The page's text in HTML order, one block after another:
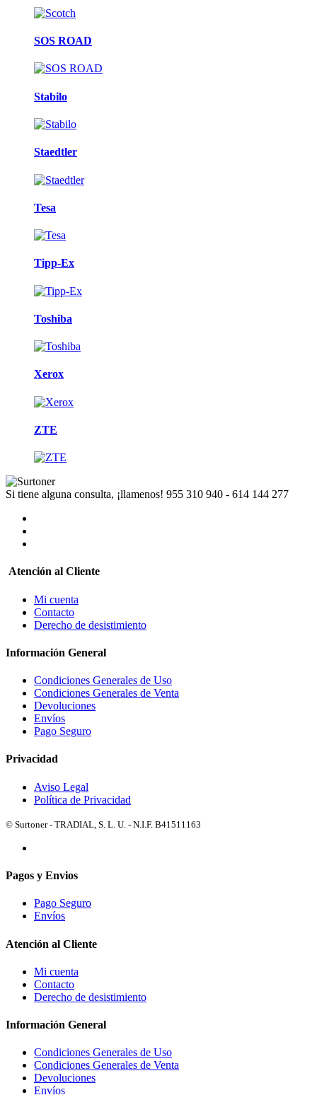
SOS ROAD
Stabilo
Staedtler
Tesa
Tipp-Ex
Toshiba
Xerox
ZTE
Si tiene alguna consulta, ¡llamenos! 955 310 940 - 614 144 277
Atención al Cliente
Mi cuenta
Contacto
Derecho de desistimiento
Información General
Condiciones Generales de Uso
Condiciones Generales de Venta
Devoluciones
Envíos
Pago Seguro
Privacidad
Aviso Legal
Política de Privacidad
© Surtoner - TRADIAL, S. L. U. - N.I.F. B41511163
Pagos y Envios
Pago Seguro
Envíos
Atención al Cliente
Mi cuenta
Contacto
Derecho de desistimiento
Información General
Condiciones Generales de Uso
Condiciones Generales de Venta
Devoluciones
Envíos